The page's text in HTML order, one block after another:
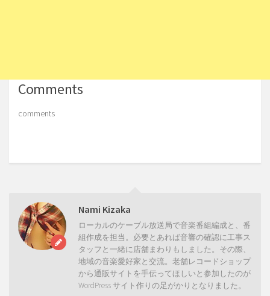
Comments
comments
Nami Kizaka
ローカルのケーブル放送局で音楽番組編成と、番
組作成を担当。必要とあれば音響の確認に工事ス
タッフと一緒に店舗まわりもしました。その際、
地域の音楽愛好家と交流。老舗レコードショップ
から通販サイトを手伝ってほしいと参加したのが
WordPress サイト作りの足がかりとなりました。